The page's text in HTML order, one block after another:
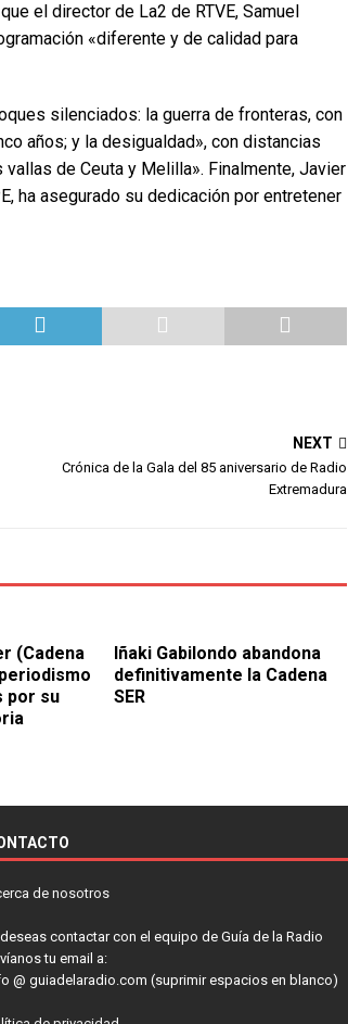
el director de La2 de RTVE, Samuel
«diferente y de calidad para
silenciados: la guerra de fronteras, con
años; y la desigualdad», con distancias
de Ceuta y Melilla». Finalmente, Javier
ha asegurado su dedicación por entretener
NEXT
Crónica de la Gala del 85 aniversario de Radio
Extremadura
(Cadena
por su
Iñaki Gabilondo abandona
definitivamente la Cadena
SER
de nosotros
contactar con el equipo de Guía de la Radio
tu email a:
@ guiadelaradio.com (suprimir espacios en blanco)